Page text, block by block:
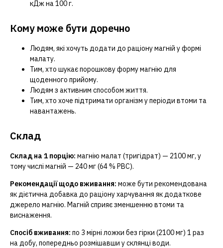
кДж на 100 г.
Кому може бути доречно
Людям, які хочуть додати до раціону магній у формі
малату.
Тим, хто шукає порошкову форму магнію для
щоденного прийому.
Людям з активним способом життя.
Тим, хто хоче підтримати організм у періоди втоми та
навантажень.
Склад
Склад на 1 порцію: магнію малат (тригідрат) — 2100 мг, у
тому числі магній — 240 мг (64 % РВС).
Рекомендації щодо вживання: може бути рекомендована
як дієтична добавка до раціону харчування як додаткове
джерело магнію. Магній сприяє зменшенню втоми та
виснаження.
Спосіб вживання: по 3 мірні ложки без гірки (2100 мг) 1 раз
на добу, попередньо розмішавши у склянці води.